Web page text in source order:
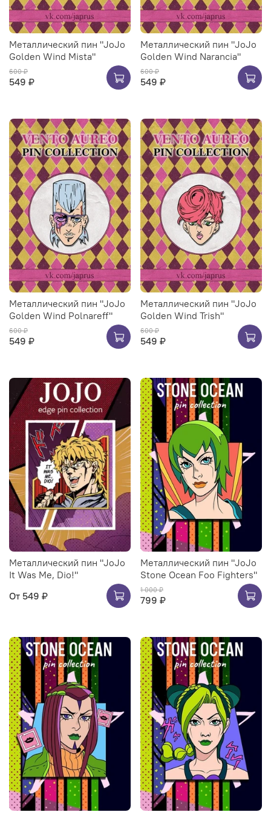
Металлический пин "JoJo
Golden Wind Mista"
600 ₽
549 ₽
Металлический пин "JoJo
Golden Wind Narancia"
600 ₽
549 ₽
Металлический пин "JoJo
Golden Wind Polnareff"
600 ₽
549 ₽
Металлический пин "JoJo
Golden Wind Trish"
600 ₽
549 ₽
Металлический пин "JoJo
It Was Me, Dio!"
От 549 ₽
Металлический пин "JoJo
Stone Ocean Foo Fighters"
1 000 ₽
799 ₽